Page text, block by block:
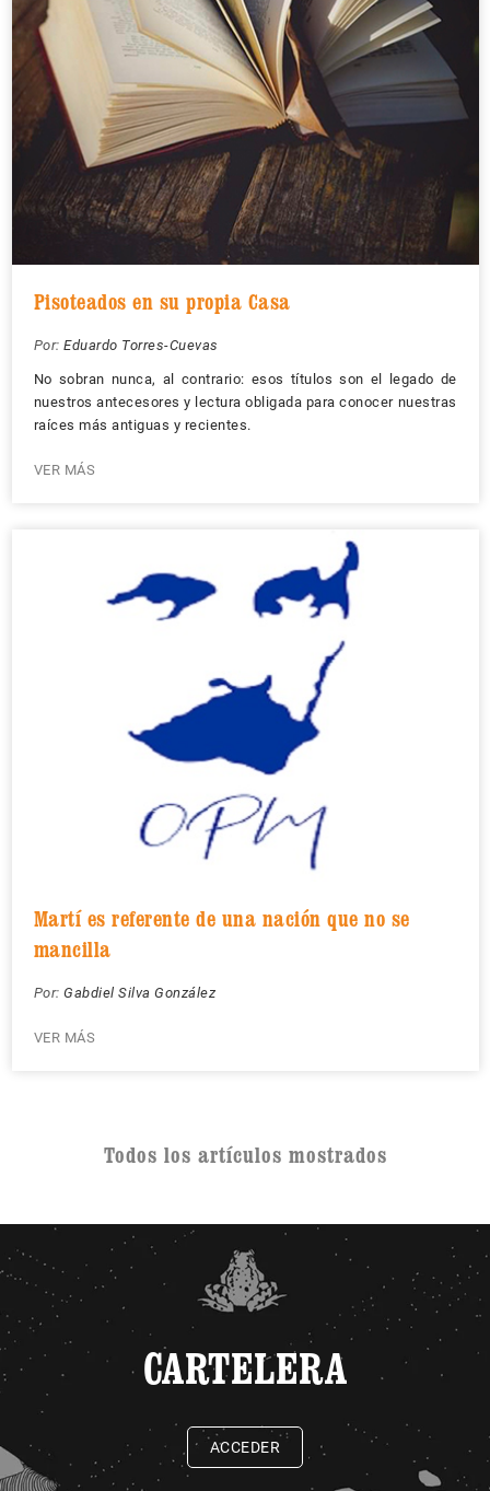
Pisoteados en su propia Casa
Por: Eduardo Torres-Cuevas
No sobran nunca, al contrario: esos títulos son el legado de
nuestros antecesores y lectura obligada para conocer nuestras
raíces más antiguas y recientes.
VER MÁS
Martí es referente de una nación que no se
mancilla
Por: Gabdiel Silva González
VER MÁS
Todos los artículos mostrados
CARTELERA
ACCEDER